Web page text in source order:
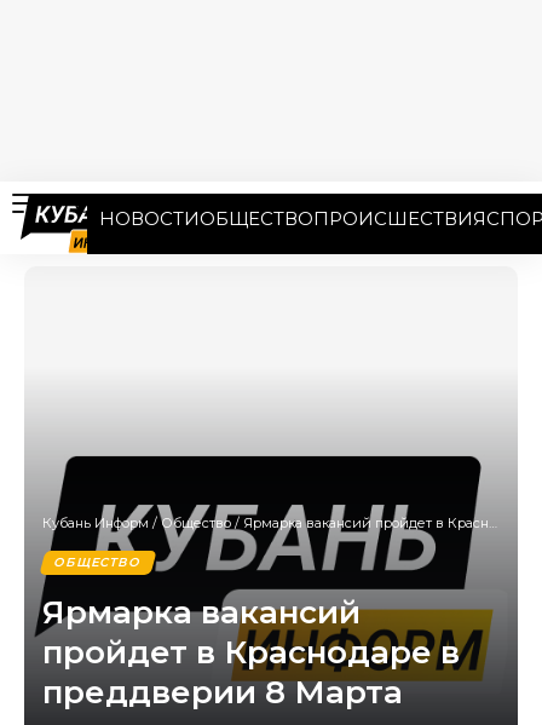
НОВОСТИОБЩЕСТВОПРОИСШЕСТВИЯ
Кубань Информ /Общество / Ярмарка вакансий пройдет в Краснодаре в преддверии 8 Марта
ОБЩЕСТВО
Ярмарка вакансий
пройдет в Краснодаре в
преддверии 8 Марта